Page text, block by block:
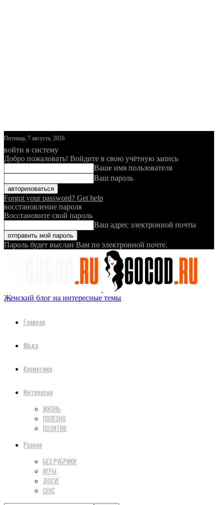
Пятница, 7 августа, 2026
войти в систему
Добро пожаловать! Войдите в свою учётную запись
Ваше имя пользователя
Ваш пароль
Forgot your password? Get help
восстановление пароля
Восстановите свой пароль
Ваш адрес электронной почты
Пароль будет выслан Вам по электронной почте.
Женский блог на интересные темы
Главная
Мода
Косметика
Интересно
ЖИЗНЬ
ПОЛЕЗНО
ПОЗИТИВ
Разное
БЕЗ РУБРИКИ
ИГРЫ
ДОСУГ
СЕКС